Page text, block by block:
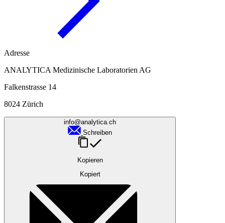
Adresse
ANALYTICA Medizinische Laboratorien AG
Falkenstrasse 14
8024 Zürich
info@analytica.ch
Schreiben
Kopieren
Kopiert